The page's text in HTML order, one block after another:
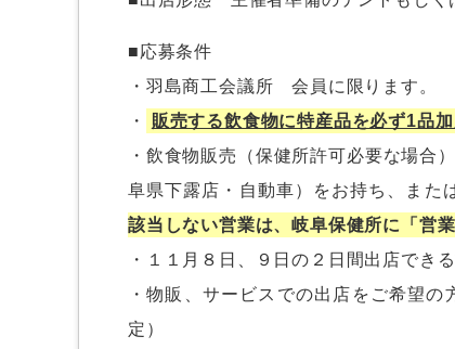
■応募条件
・羽島商工会議所 会員に限ります。
・
販売する飲食物に特産品を必ず1品加
・飲食物販売（保健所許可必要な場合
阜県下露店・自動車）をお持ち、また
該当しない営業は、岐阜保健所に「営
・１１月８日、９日の２日間出店でき
・物販、サービスでの出店をご希望
定）